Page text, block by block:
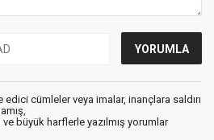
cümleler veya imalar, inançlara saldırı
büyük harflerle yazılmış yorumlar